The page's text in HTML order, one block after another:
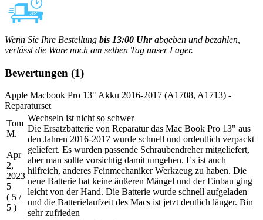
Wenn Sie Ihre Bestellung bis 13:00 Uhrabgeben und bezahlen,
verlässt die Ware noch am selben Tag unser Lager.
Bewertungen (1)
Apple Macbook Pro 13" Akku 2016-2017 (A1708, A1713) -
Reparaturset
Tom
M.
Apr
2,
2023
5
( 5 /
5 )
Wechseln ist nicht so schwer
Die Ersatzbatterie von Reparatur das Mac Book Pro 13" aus
den Jahren 2016-2017 wurde schnell und ordentlich verpackt
geliefert. Es wurden passende Schraubendreher mitgeliefert,
aber man sollte vorsichtig damit umgehen. Es ist auch
hilfreich, anderes Feinmechaniker Werkzeug zu haben. Die
neue Batterie hat keine äußeren Mängel und der Einbau ging
leicht von der Hand. Die Batterie wurde schnell aufgeladen
und die Batterielaufzeit des Macs ist jetzt deutlich länger. Bin
sehr zufrieden